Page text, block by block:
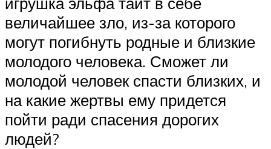
величайшее зло, из-за которого
могут погибнуть родные и близкие
молодого человека. Сможет ли
молодой человек спасти близких, и
на какие жертвы ему придется
пойти ради спасения дорогих
людей?